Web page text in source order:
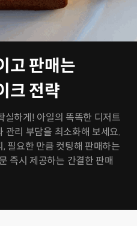
고 판매는
크 전략
실하게! 아일의 똑똑한 디저트
관리 부담을 최소화해 보세요.
필요한 만큼 컷팅해 판매하는
즉시 제공하는 간결한 판매